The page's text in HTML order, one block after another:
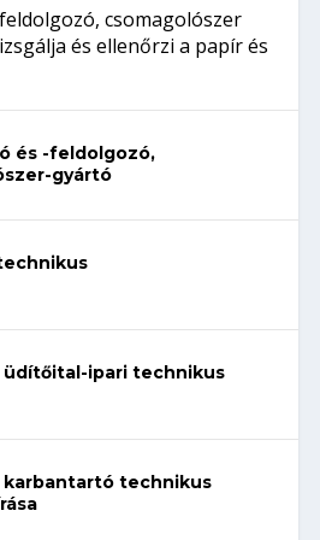
csomagolószer
és ellenőrzi a papír és
és -feldolgozó,
gyártó
üdítőital-ipari technikus
karbantartó technikus